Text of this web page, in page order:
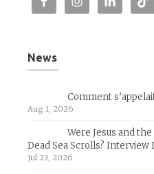
News
Comment
Aug 1, 2026
Were Jesus and
Dead Sea Scrolls? Interview
Jul 23, 2026